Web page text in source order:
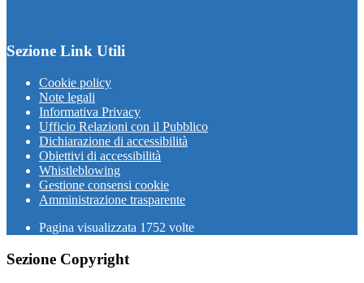
Sezione Link Utili
Cookie policy
Note legali
Informativa Privacy
Ufficio Relazioni con il Pubblico
Dichiarazione di accessibilità
Obiettivi di accessibilità
Whistleblowing
Gestione consensi cookie
Amministrazione trasparente
Pagina visualizzata 1752 volte
Sezione Copyright